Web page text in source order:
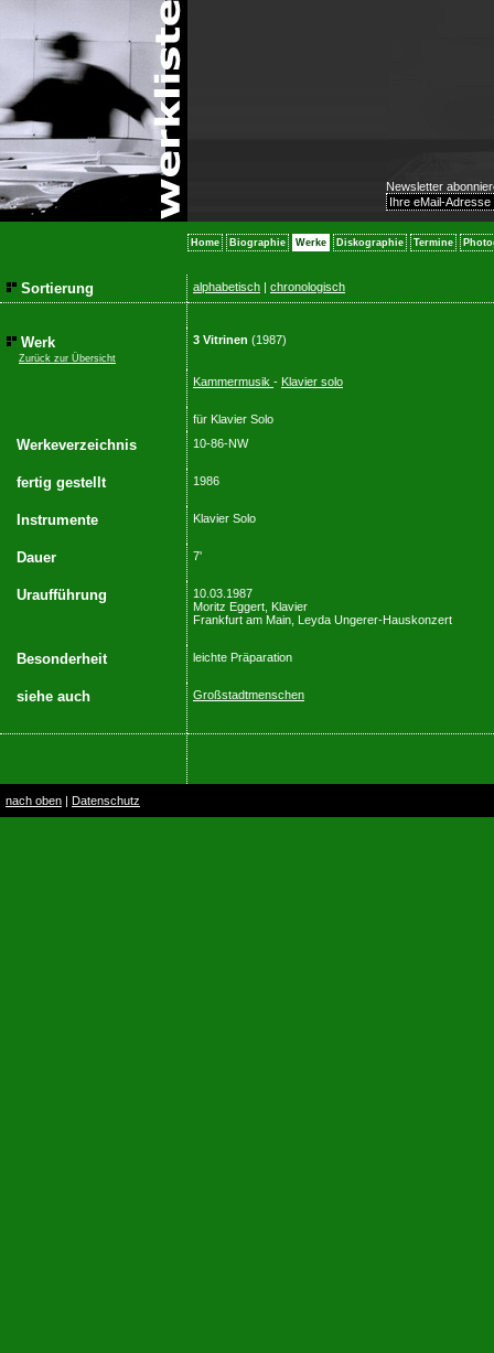
Newsletter
Home Biographie Werke Diskographie Termine
Sortierung alphabetisch | chronologisch
Werk
Zurück zur Übersicht
3 Vitrinen (1987)
Kammermusik - Klavier solo
für Klavier Solo
Werkeverzeichnis 10-86-NW
fertig gestellt 1986
Instrumente Klavier Solo
Dauer 7'
Uraufführung
10.03.1987
Moritz Eggert, Klavier
Frankfurt am Main, Leyda Ungerer-Hauskonzert
Besonderheit leichte Präparation
siehe auch Großstadtmenschen
nach oben | Datenschutz